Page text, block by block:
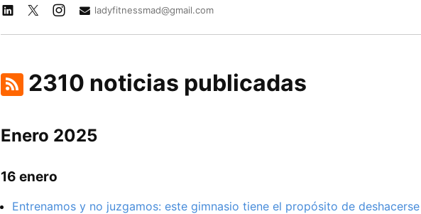
ladyfitnessmad@gmail.com
2310 noticias publicadas
Enero 2025
16 enero
Entrenamos y no juzgamos: este gimnasio tiene el propósito de